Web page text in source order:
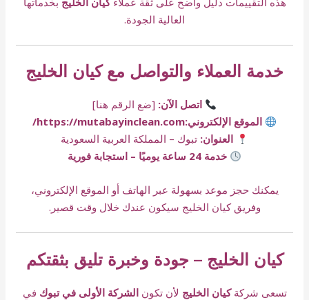
العالية الجودة.
خدمة العملاء والتواصل مع كيان الخليج
اتصل الآن: [ضع الرقم هنا]
الموقع الإلكتروني:https://mutabayinclean.com/
العنوان: تبوك – المملكة العربية السعودية
خدمة 24 ساعة يوميًا – استجابة فورية
يمكنك حجز موعد بسهولة عبر الهاتف أو الموقع الإلكتروني،
وفريق كيان الخليج سيكون عندك خلال وقت قصير.
كيان الخليج – جودة وخبرة تليق بثقتكم
تسعى شركةكيان الخليج لأن تكونالشركة الأولى في تبوك في